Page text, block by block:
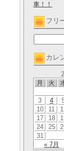
車！！
フリ
カレ
月
火
« 7月
3
4
10
11
17
18
24
25
31